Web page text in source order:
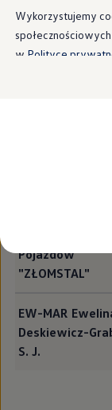
Zakup,
Zakład
Pojazdów
"ZŁOMSTAL"
EW-MAR
Deskiewicz-
S. J.
Wykorzystujemy
w Polityce